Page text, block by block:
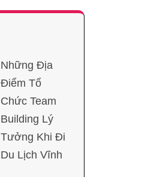
Những Địa
Điểm Tổ
Chức Team
Building Lý
Tưởng Khi Đi
Du Lịch Vĩnh